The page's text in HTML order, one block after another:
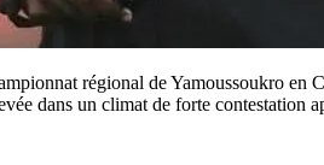
régional de Yamoussoukro
dans un climat de forte contestation